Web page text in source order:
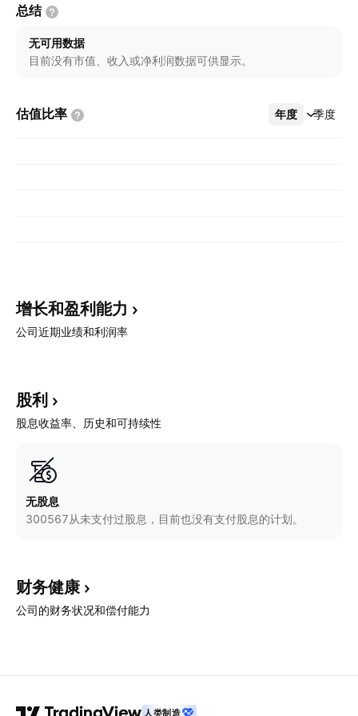
总结
无可用数据
目前没有市值、收入或净利润数据可供显示。
估值比率 年度 季度
更多
增长和盈利能力
公司近期业绩和利润率
股利
股息收益率、历史和可持续性
无股息
300567从未支付过股息，目前也没有支付股息的计划。
财务健康
公司的财务状况和偿付能力
人类制造